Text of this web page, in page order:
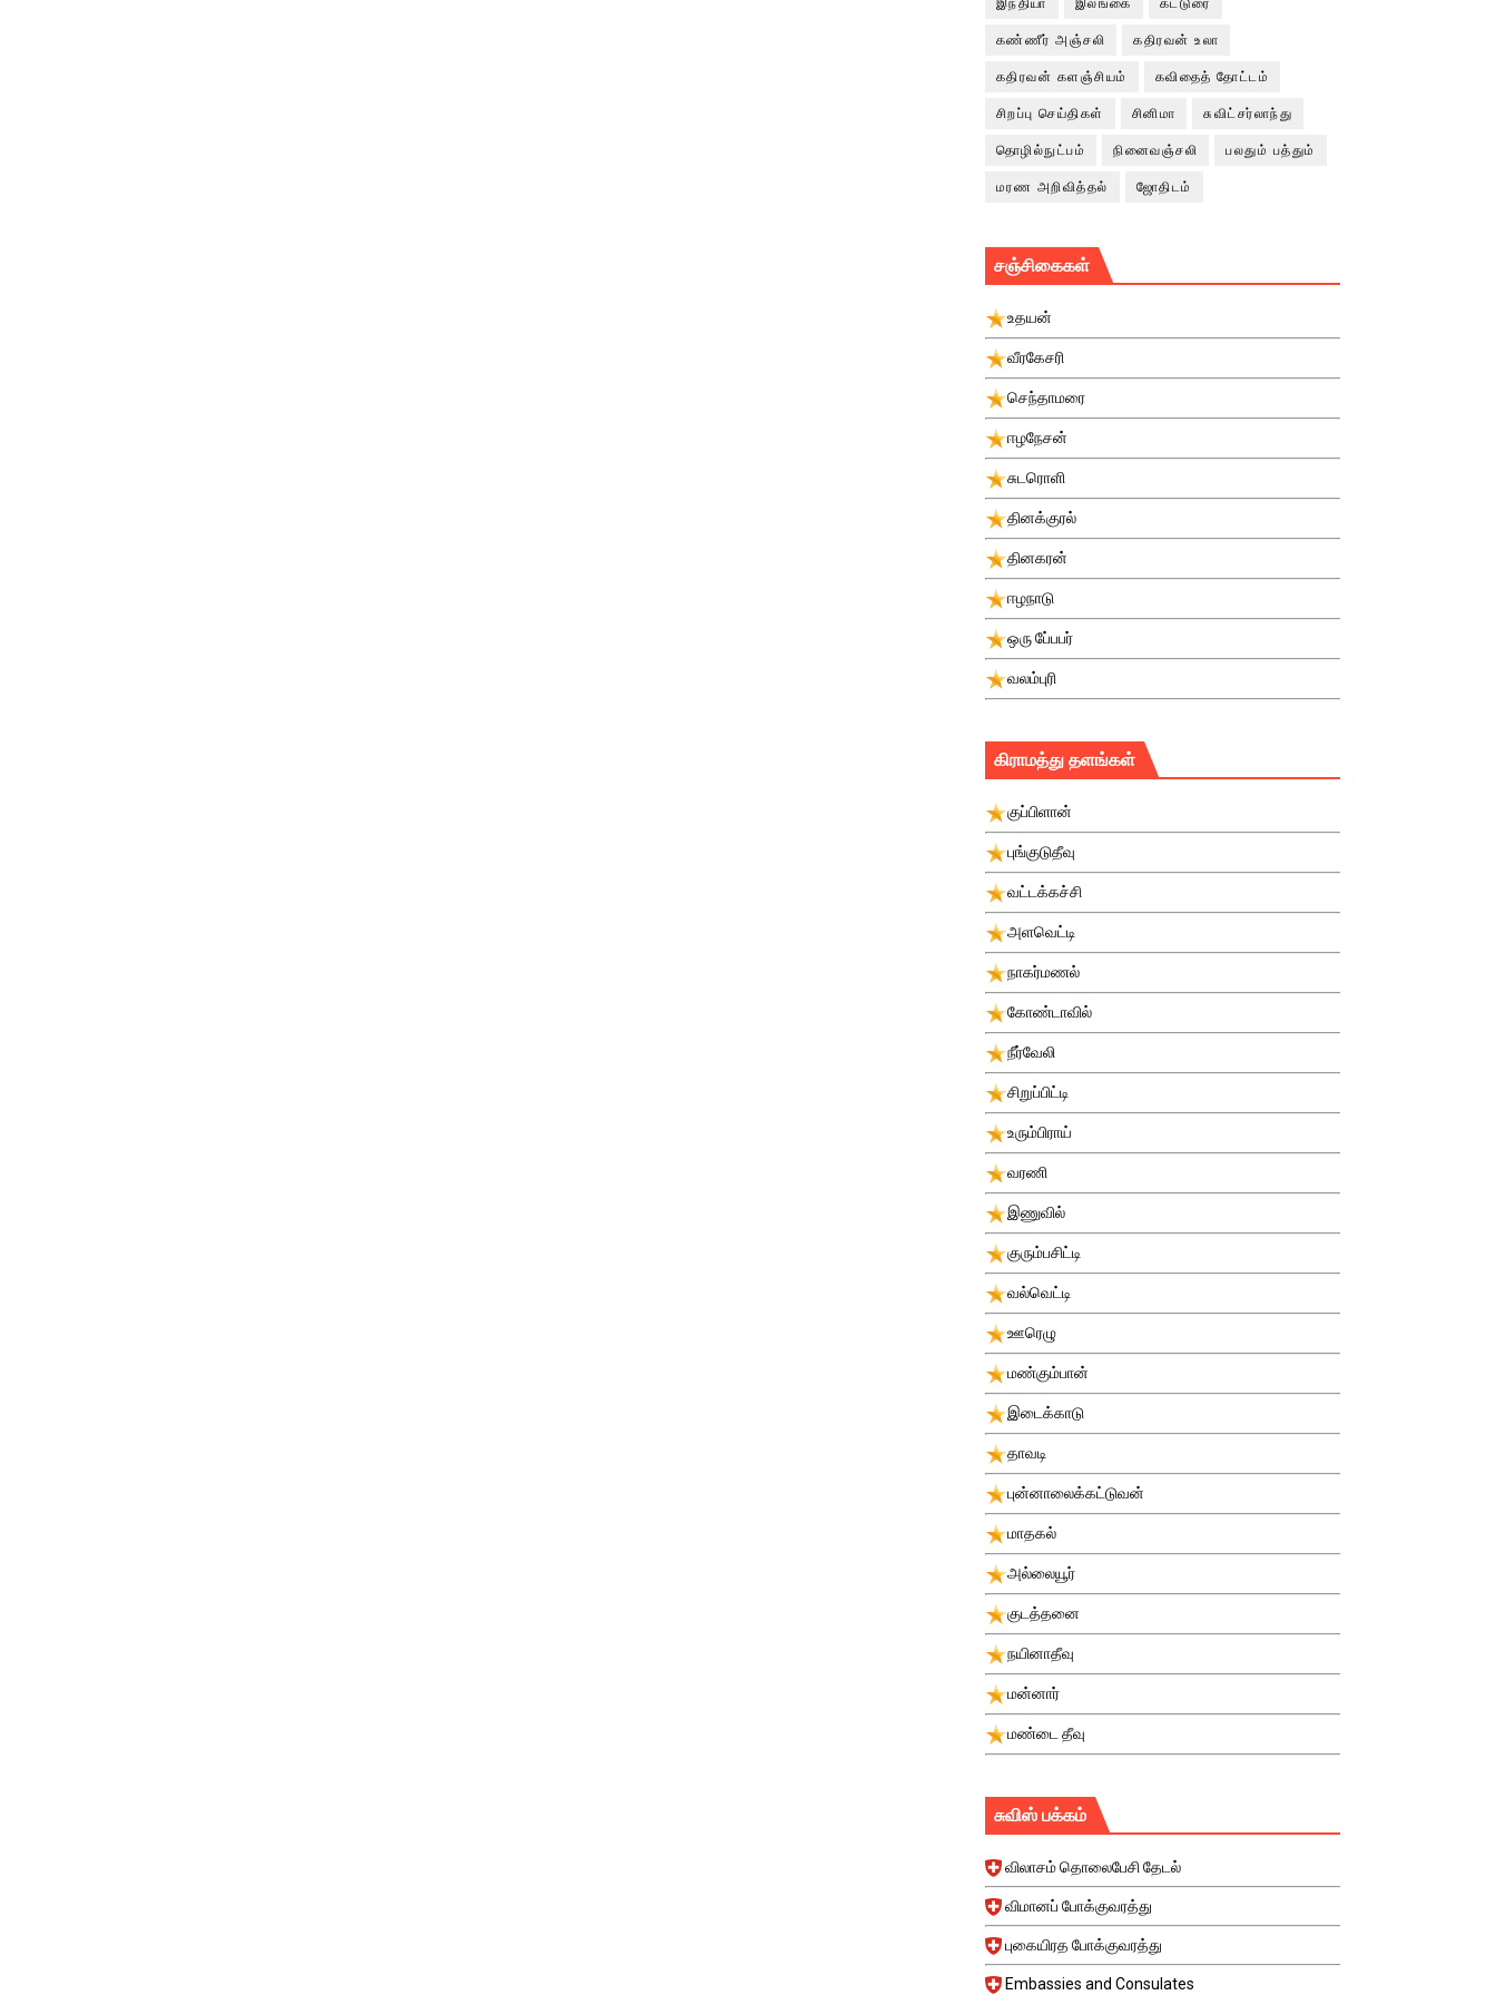
கண்ணீர் அஞ்சலி கதிரவன் உலா
கதிரவன் களஞ்சியம் கவிதைத் தோட்டம்
சிறப்பு செய்திகள் சினிமா சுவிட்சர்லாந்து
தொழில்நுட்பம் நினைவஞ்சலி பலதும் பத்தும்
மரண அறிவித்தல் ஜோதிடம்
சஞ்சிகைகள்
உதயன்
வீரகேசரி
செந்தாமரை
ஈழநேசன்
சுடரொளி
தினக்குரல்
தினகரன்
ஈழநாடு
ஒரு பே்பபர்
வலம்புரி
கிராமத்து தளங்கள்
குப்பிளான்
புங்குடுதீவு
வட்டக்கச்சி
அளவெட்டி
நாகர்மணல்
கோண்டாவில்
நீர்வேலி
சிறுப்பிட்டி
உரும்பிராய்
வரணி
இணுவில்
குரும்பசிட்டி
வல்வெட்டி
ஊரெழு
மண்கும்பான்
இடைக்காடு
தாவடி
புன்னாலைக்கட்டுவன்
மாதகல்
அல்லையூர்
குடத்தனை
நயினாதீவு
மன்னார்
மண்டை தீவு
சுவிஸ் பக்கம்
விலாசம் தொலைபேசி தேடல்
விமானப் போக்குவரத்து
புகையிரத போக்குவரத்து
Embassies and Consulates